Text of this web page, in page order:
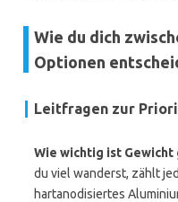
Wie du dich
Optionen
Leitfragen zur
Wie wichtig ist
du viel wanderst, zählt
hartanodisiertes